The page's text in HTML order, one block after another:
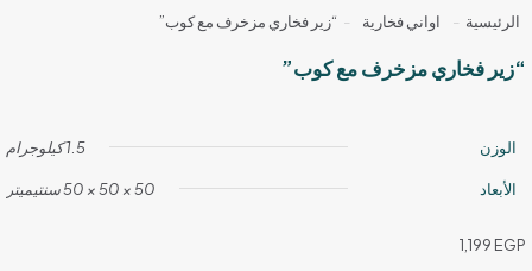
الرئيسية - اواني فخارية - “زير فخاري مزخرف مع كوب”
“زير فخاري مزخرف مع كوب”
الوزن 1.5 كيلوجرام
الأبعاد 50 × 50 × 50 سنتيميتر
1,199 EGP